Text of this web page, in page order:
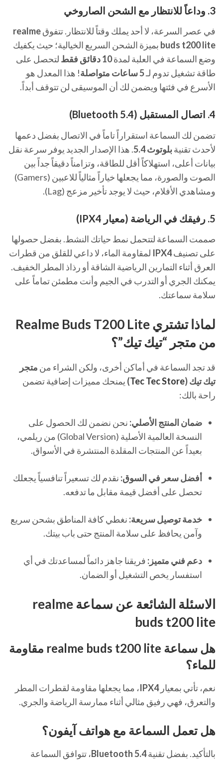
3. وداعاً للانتظار مع الشحن الصاروخي
في عصر السرعة، لا أحد يملك وقتاً للانتظار. تتفوقrealme
buds t200 lite بميزة الشحن السريع الخيالية؛ حيث يكفيك
وضع السماعة في العلبة لمدة10 دقائق فقط
لتحصل على
طاقة تشغيل تدوم لـ5 ساعات متواصلة
! هذا المعدل هو
الأسرع في فئتها ويضمن لك أن الموسيقى لن تتوقف أبداً.
4. اتصال المستقبل (Bluetooth 5.4)
تضمن لك السماعة استقراراً تاماً في الاتصال بفضل دعمها
لأحدث تقنيةبلوتوث 5.4
. هذا الإصدار الجديد يوفر سرعة نقل
بيانات أعلى، استهلاكاً أقل للطاقة، وتزامناً دقيقاً جداً بين
الصوت والصورة، مما يجعلها خياراً مثالياً للاعبين (Gamers)
ومشاهدي الأفلام، حيث لا يوجد تأخير مزعج (Lag).
5. رفيقك في الرياضة (معيار IPX4)
صممت السماعة لتتحمل نمط حياتك النشط. بفضل حصولها
على تصنيفIPX4 لمقاومة الماء، لا داعي للقلق من قطرات
العرق أثناء التمارين الرياضية الشاقة أو رذاذ المطر الخفيف.
يمكنك الجري أو التدرب في الجيم وأنت مطمئن تماماً على
سلامة سماعتك.
لماذا تشتري Realme Buds T200 Lite
من متجر “تيك تيك”؟
قد تجد السماعة في أماكن أخرى، ولكن الشراء من متجر
تيك تيك (Tec Tec Store
) يمنحك مميزات إضافية تضمن
راحة بالك:
ضمان المنتج الأصلي: نحن نضمن لك الحصول على
النسخة العالمية الأصلية (Global Version) من ريلمي،
بعيداً عن المنتجات المقلدة المنتشرة في الأسواق.
أفضل سعر في السوق: نقدم لك تسعيراً تنافسياً يجعلك
تحصل على أفضل قيمة مقابل ما تدفعه.
خدمة توصيل سريعة: نغطي كافة المناطق بشحن سريع
وآمن يحافظ على سلامة المنتج حتى باب بيتك.
دعم فني متميز: فريقنا جاهز دائماً لمساعدتك في أي
استفسار يخص التشغيل أو الضمان.
الاسئلة الشائعة عن سماعة realme
buds t200 lite
هل سماعة realme buds t200 lite مقاومة
للماء؟
نعم، تأتي بمعيارIPX4، مما يجعلها مقاومة لقطرات المطر
والتعرق، فهي رفيق مثالي أثناء ممارسة الرياضة والجري.
هل تعمل السماعة مع هواتف آيفون؟
بالتأكيد. بفضل تقنيةBluetooth 5.4، تتوافق السماعة